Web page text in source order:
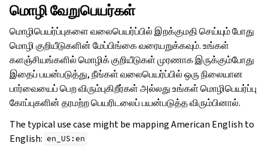
மொழி வேறுபெயர்கள்
மொழிபெயர்ப்புகளை வலைபெயர்ப்பில் இறக்குமதி செய்யும் போது
மொழி குறியீடுகளின் மேப்பிங்கை வரையறுக்கவும். உங்கள்
களஞ்சியங்களில் மொழிக் குறியீடுகள் முரணாக இருக்கும்போது
இதைப் பயன்படுத்து, நீங்கள் வலைபெயர்ப்பில் ஒரு நிலையான
பார்வையைப் பெற விரும்புகிறீர்கள் அல்லது உங்கள் மொழிபெயர்ப்பு
கோப்புகளின் தரமற்ற பெயரிடலைப் பயன்படுத்த விரும்பினால்.
The typical use case might be mapping American English to
English: en_US:en